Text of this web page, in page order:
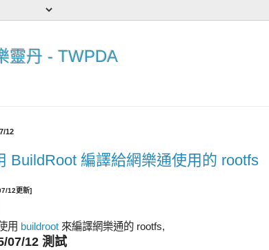
靈丹 - TWPDA
12
BuildRoot 編譯給網樂通使用的 rootfs
12更新]
用 buildroot 來編譯網樂通的 rootfs,
07/12 測試